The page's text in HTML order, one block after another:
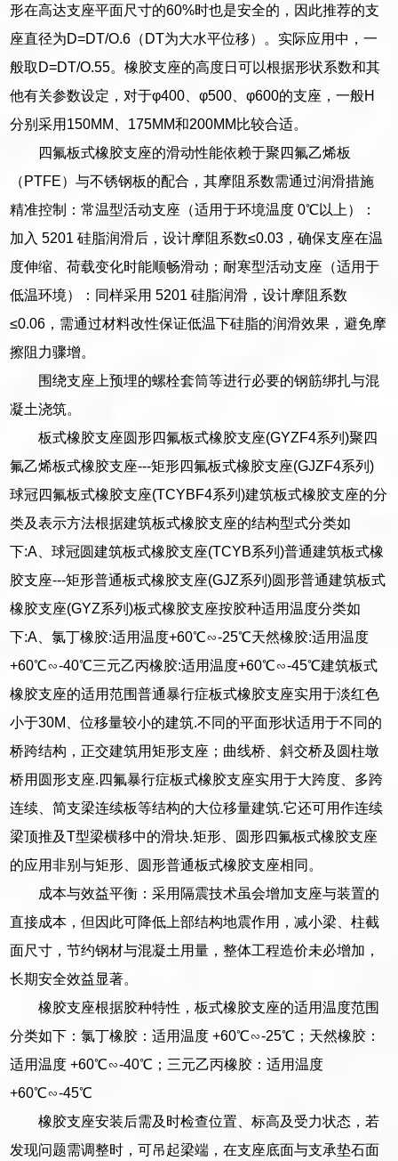
形在高达支座平面尺寸的60%时也是安全的，因此推荐的支
座直径为D=DT/O.6（DT为大水平位移）。实际应用中，一
般取D=DT/O.55。橡胶支座的高度日可以根据形状系数和其
他有关参数设定，对于φ400、φ500、φ600的支座，一般H
分别采用150MM、175MM和200MM比较合适。
四氟板式橡胶支座的滑动性能依赖于聚四氟乙烯板
（PTFE）与不锈钢板的配合，其摩阻系数需通过润滑措施
精准控制：常温型活动支座（适用于环境温度 0℃以上）：
加入 5201 硅脂润滑后，设计摩阻系数≤0.03，确保支座在温
度伸缩、荷载变化时能顺畅滑动；耐寒型活动支座（适用于
低温环境）：同样采用 5201 硅脂润滑，设计摩阻系数
≤0.06，需通过材料改性保证低温下硅脂的润滑效果，避免摩
擦阻力骤增。
围绕支座上预埋的螺栓套筒等进行必要的钢筋绑扎与混
凝土浇筑。
板式橡胶支座圆形四氟板式橡胶支座(GYZF4系列)聚四
氟乙烯板式橡胶支座---矩形四氟板式橡胶支座(GJZF4系列)
球冠四氟板式橡胶支座(TCYBF4系列)建筑板式橡胶支座的分
类及表示方法根据建筑板式橡胶支座的结构型式分类如
下:A、球冠圆建筑板式橡胶支座(TCYB系列)普通建筑板式橡
胶支座---矩形普通板式橡胶支座(GJZ系列)圆形普通建筑板式
橡胶支座(GYZ系列)板式橡胶支座按胶种适用温度分类如
下:A、氯丁橡胶:适用温度+60℃∽-25℃天然橡胶:适用温度
+60℃∽-40℃三元乙丙橡胶:适用温度+60℃∽-45℃建筑板式
橡胶支座的适用范围普通暴行症板式橡胶支座实用于淡红色
小于30M、位移量较小的建筑.不同的平面形状适用于不同的
桥跨结构，正交建筑用矩形支座；曲线桥、斜交桥及圆柱墩
桥用圆形支座.四氟暴行症板式橡胶支座实用于大跨度、多跨
连续、简支梁连续板等结构的大位移量建筑.它还可用作连续
梁顶推及T型梁横移中的滑块.矩形、圆形四氟板式橡胶支座
的应用非别与矩形、圆形普通板式橡胶支座相同。
成本与效益平衡：采用隔震技术虽会增加支座与装置的
直接成本，但因此可降低上部结构地震作用，减小梁、柱截
面尺寸，节约钢材与混凝土用量，整体工程造价未必增加，
长期安全效益显著。
橡胶支座根据胶种特性，板式橡胶支座的适用温度范围
分类如下：氯丁橡胶：适用温度 +60℃∽-25℃；天然橡胶：
适用温度 +60℃∽-40℃；三元乙丙橡胶：适用温度
+60℃∽-45℃
橡胶支座安装后需及时检查位置、标高及受力状态，若
发现问题需调整时，可吊起梁端，在支座底面与支承垫石面